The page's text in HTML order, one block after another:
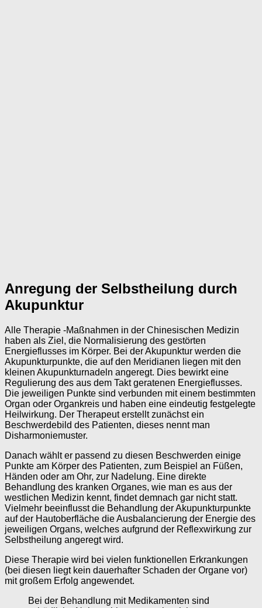
Anregung der Selbstheilung durch
Akupunktur
Alle Therapie -Maßnahmen in der Chinesischen Medizin
haben als Ziel, die Normalisierung des gestörten
Energieflusses im Körper. Bei der Akupunktur werden die
Akupunkturpunkte, die auf den Meridianen liegen mit den
kleinen Akupunkturnadeln angeregt. Dies bewirkt eine
Regulierung des aus dem Takt geratenen Energieflusses.
Die jeweiligen Punkte sind verbunden mit einem bestimmten
Organ oder Organkreis und haben eine eindeutig festgelegte
Heilwirkung. Der Therapeut erstellt zunächst ein
Beschwerdebild des Patienten, dieses nennt man
Disharmoniemuster.
Danach wählt er passend zu diesen Beschwerden einige
Punkte am Körper des Patienten, zum Beispiel an Füßen,
Händen oder am Ohr, zur Nadelung. Eine direkte
Behandlung des kranken Organes, wie man es aus der
westlichen Medizin kennt, findet demnach gar nicht statt.
Vielmehr beeinflusst die Behandlung der Akupunkturpunkte
auf der Hautoberfläche die Ausbalancierung der Energie des
jeweiligen Organs, welches aufgrund der Reflexwirkung zur
Selbstheilung angeregt wird.
Diese Therapie wird bei vielen funktionellen Erkrankungen
(bei diesen liegt kein dauerhafter Schaden der Organe vor)
mit großem Erfolg angewendet.
Bei der Behandlung mit Medikamenten sind